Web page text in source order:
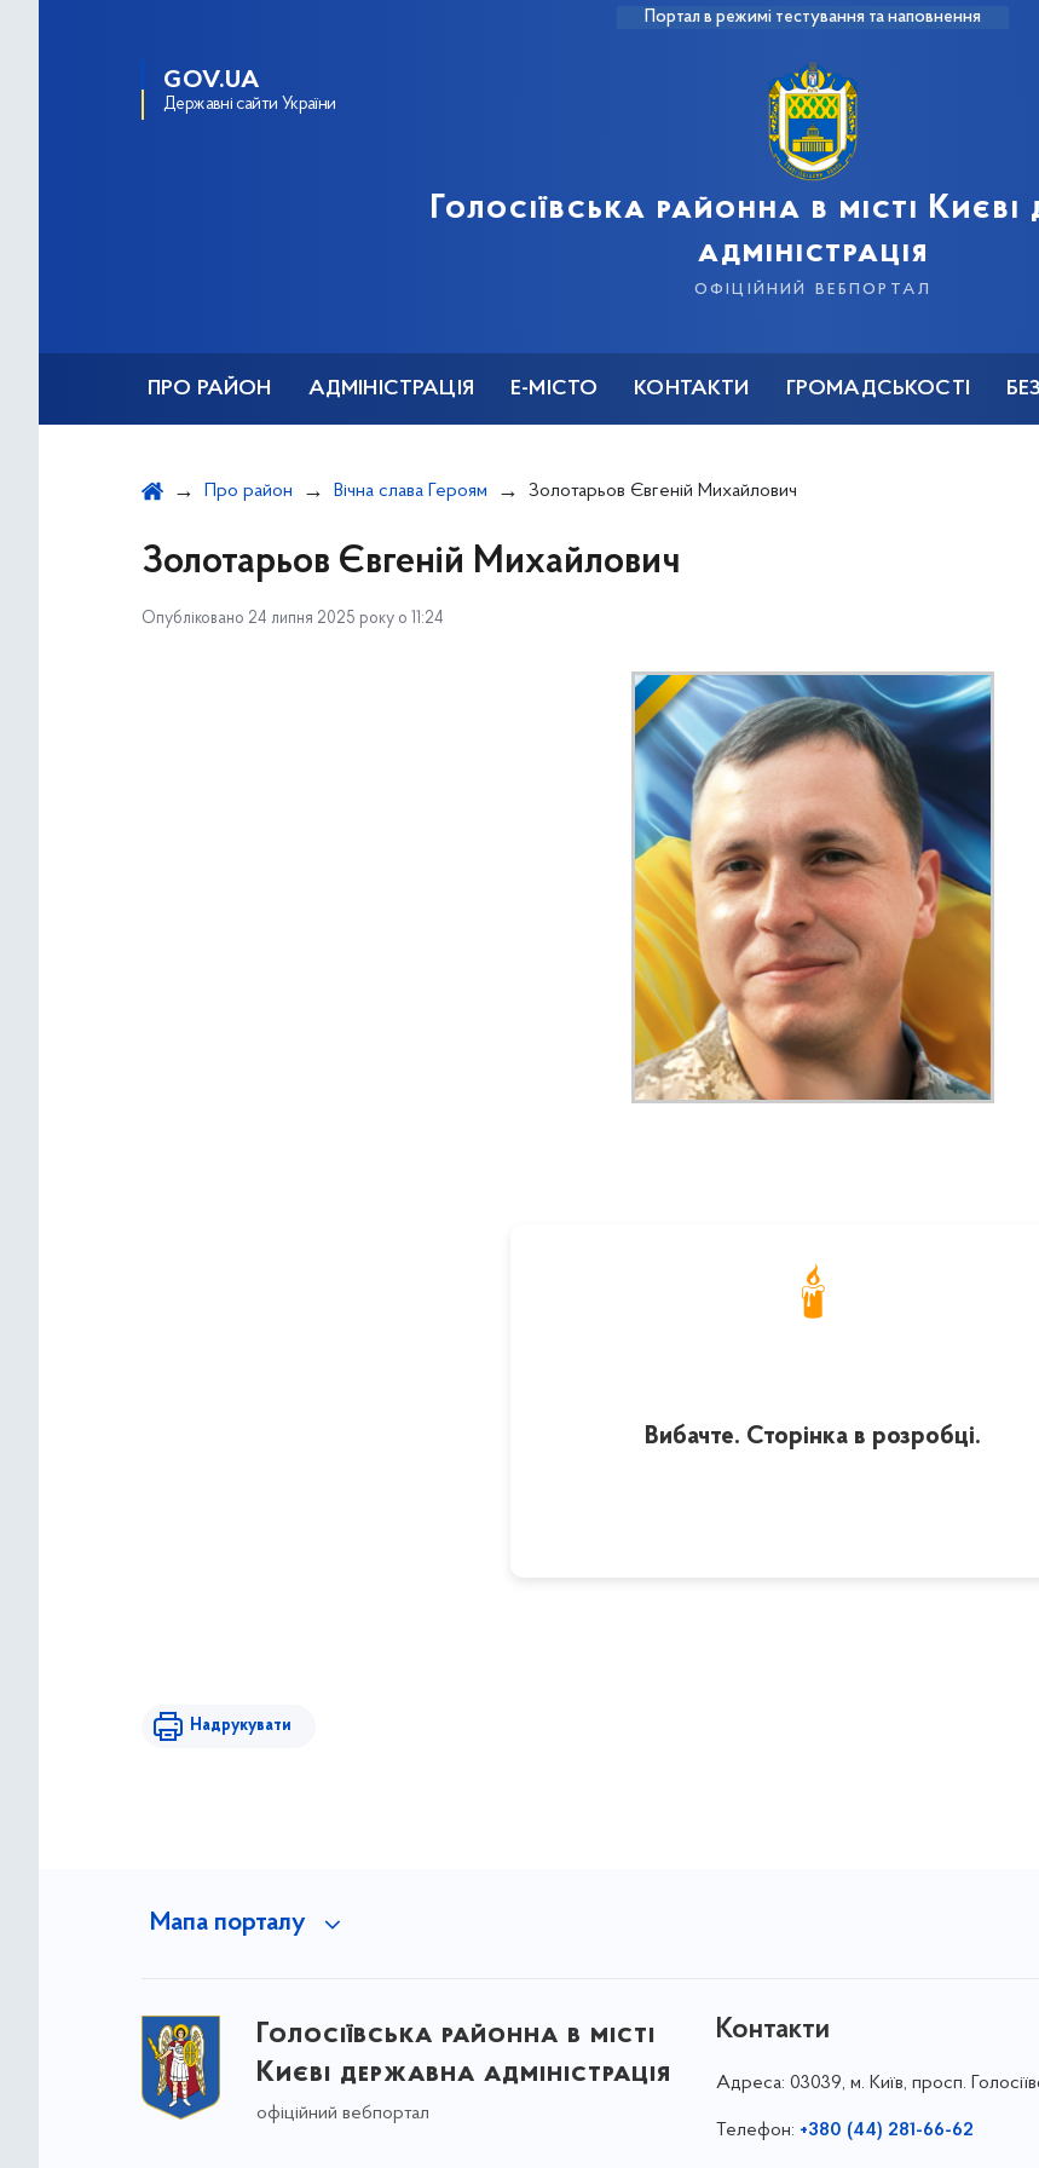
Портал в режимі тестування та наповнення
GOV.UA
Державні сайти України
Голосіївська районна в місті
адміністрація
офіційний вебпортал
ПРО РАЙОН АДМІНІСТРАЦІЯ Е-МІСТО КОНТАКТИ ГРОМАДСЬКОСТІ
Про район Вічна слава Героям Золотарьов Євгеній Михайлович
Золотарьов Євгеній Михайлович
Опубліковано 24 липня 2025 року о 11:24
🕯️
Вибачте. Сторінка в розробці.
Надрукувати
Мапа порталу
Голосіївська районна в місті
Києві державна адміністрація
офіційний вебпортал
Контакти
Адреса: 03039, м. Київ, просп.
Телефон: +380 (44) 281-66-62